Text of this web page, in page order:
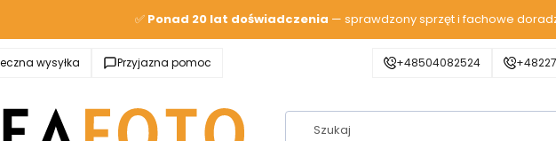
✅ Ponad 20 lat doświadczenia — sprawdzony sprzęt i fachowe
wysyłka Przyjazna pomoc +48504082524